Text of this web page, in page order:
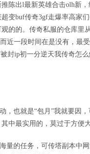
陈出l最新英雄合击olh新
变buf传奇3gf走爆率高家
的的。传奇私服的仓库里
近一段时间在是没有，最
封ip初一分逆天我传奇怎
，也就是“包月”我就要因
中最实用的，莫过于方便
量的任务，可传塔副本中